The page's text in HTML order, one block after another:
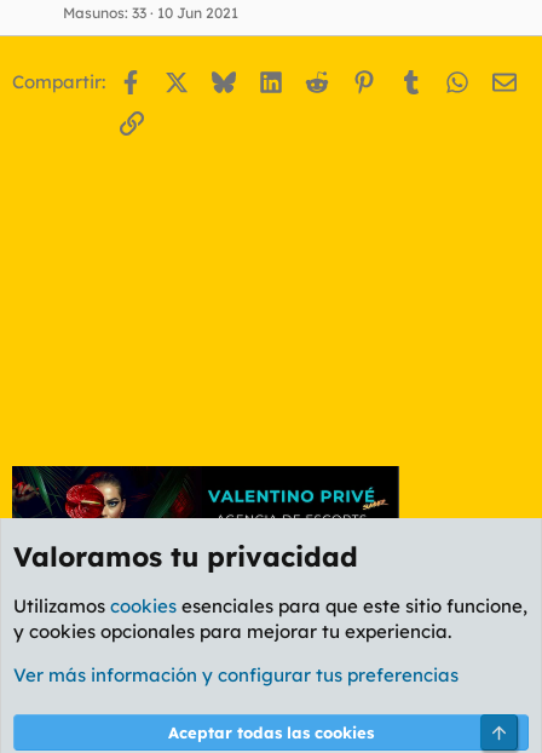
Masunos 33 10 Jun 2021
Compartir: Facebook BlueskyLinkedIn
Reddit Pinterest
Tumblr
Enlace
Foro General
Cookies
PL OLDSTYLE AMARILLO
Términos y reglas Política de privacidad Ayuda
Valoramos tu privacidad
Utilizamos cookies esenciales para que este sitio funcione,
y cookies opcionales para mejorar tu experiencia.
Ver más información y configurar tus preferencias
Aceptar todas las cookies